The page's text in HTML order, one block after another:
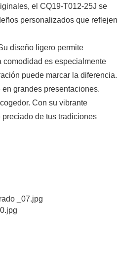
el CQ19-T012-25J se
personalizados que reflejen
diseño ligero permite
comodidad es especialmente
puede marcar la diferencia.
grandes presentaciones.
Con su vibrante
de tus tradiciones